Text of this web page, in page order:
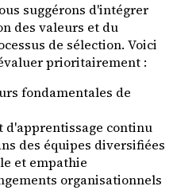
suggérons d'intégrer
des valeurs et du
de sélection. Voici
prioritairement :
fondamentales de
d'apprentissage continu
des équipes diversifiées
et empathie
organisationnels